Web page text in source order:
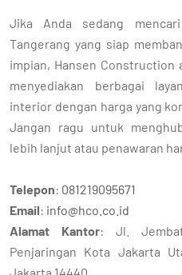
Jika Anda sedang
Tangerang yang siap
impian, Hansen Construction
menyediakan berbagai
interior dengan harga yang
Jangan ragu untuk
lebih lanjut atau penawaran
Telepon: 081219095671
Email: info@hco.co.id
Alamat Kantor: Jl.
Penjaringan Kota Jakarta